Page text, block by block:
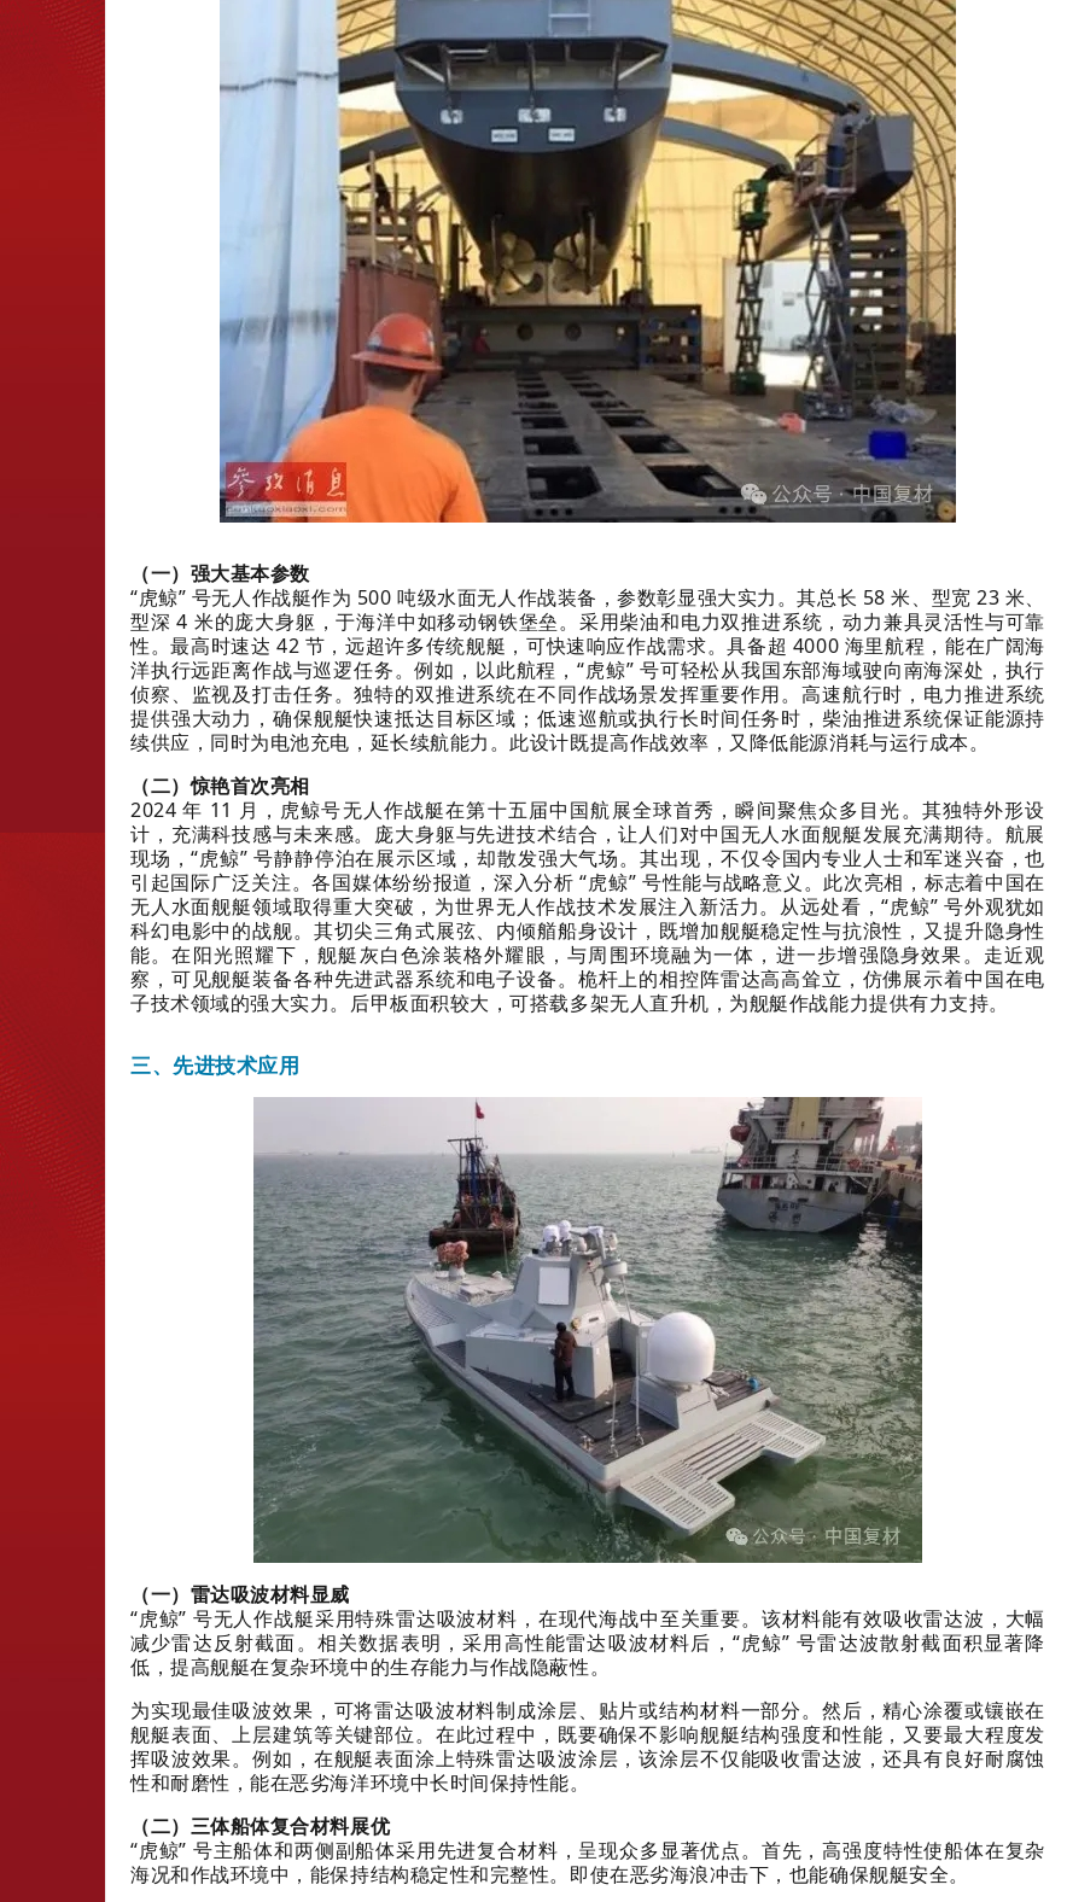
（一）强大基本参数
“虎鲸” 号无人作战艇作为 500 吨级水面无人作战装备，参数彰显强大实力。其总长 58 米、型宽 23 米、
型深 4 米的庞大身躯，于海洋中如移动钢铁堡垒。采用柴油和电力双推进系统，动力兼具灵活性与可靠
性。最高时速达 42 节，远超许多传统舰艇，可快速响应作战需求。具备超 4000 海里航程，能在广阔海
洋执行远距离作战与巡逻任务。例如，以此航程，“虎鲸” 号可轻松从我国东部海域驶向南海深处，执行
侦察、监视及打击任务。独特的双推进系统在不同作战场景发挥重要作用。高速航行时，电力推进系统
提供强大动力，确保舰艇快速抵达目标区域；低速巡航或执行长时间任务时，柴油推进系统保证能源持
续供应，同时为电池充电，延长续航能力。此设计既提高作战效率，又降低能源消耗与运行成本。
（二）惊艳首次亮相
2024 年 11 月，虎鲸号无人作战艇在第十五届中国航展全球首秀，瞬间聚焦众多目光。其独特外形设
计，充满科技感与未来感。庞大身躯与先进技术结合，让人们对中国无人水面舰艇发展充满期待。航展
现场，“虎鲸” 号静静停泊在展示区域，却散发强大气场。其出现，不仅令国内专业人士和军迷兴奋，也
引起国际广泛关注。各国媒体纷纷报道，深入分析 “虎鲸” 号性能与战略意义。此次亮相，标志着中国在
无人水面舰艇领域取得重大突破，为世界无人作战技术发展注入新活力。从远处看，“虎鲸” 号外观犹如
科幻电影中的战舰。其切尖三角式展弦、内倾艏船身设计，既增加舰艇稳定性与抗浪性，又提升隐身性
能。在阳光照耀下，舰艇灰白色涂装格外耀眼，与周围环境融为一体，进一步增强隐身效果。走近观
察，可见舰艇装备各种先进武器系统和电子设备。桅杆上的相控阵雷达高高耸立，仿佛展示着中国在电
子技术领域的强大实力。后甲板面积较大，可搭载多架无人直升机，为舰艇作战能力提供有力支持。
三、先进技术应用
（一）雷达吸波材料显威
“虎鲸” 号无人作战艇采用特殊雷达吸波材料，在现代海战中至关重要。该材料能有效吸收雷达波，大幅
减少雷达反射截面。相关数据表明，采用高性能雷达吸波材料后，“虎鲸” 号雷达波散射截面积显著降
低，提高舰艇在复杂环境中的生存能力与作战隐蔽性。
为实现最佳吸波效果，可将雷达吸波材料制成涂层、贴片或结构材料一部分。然后，精心涂覆或镶嵌在
舰艇表面、上层建筑等关键部位。在此过程中，既要确保不影响舰艇结构强度和性能，又要最大程度发
挥吸波效果。例如，在舰艇表面涂上特殊雷达吸波涂层，该涂层不仅能吸收雷达波，还具有良好耐腐蚀
性和耐磨性，能在恶劣海洋环境中长时间保持性能。
（二）三体船体复合材料展优
“虎鲸” 号主船体和两侧副船体采用先进复合材料，呈现众多显著优点。首先，高强度特性使船体在复杂
海况和作战环境中，能保持结构稳定性和完整性。即使在恶劣海浪冲击下，也能确保舰艇安全。